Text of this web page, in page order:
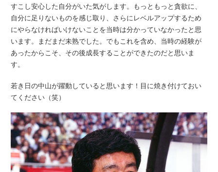
すこし安心した自分がいた気がします。もっともっと貪欲に、
自分に足りないものを感じ取り、さらにレベルアップするため
にやらなければいけないことを当時は分かっていなかったと思
います。まだまだ未熟でした。でもこれを含め、当時の経験が
あったからこそ、その後成長することができたのだと思いま
す。
若き日の中山が躍動していると思います！目に焼き付けておい
てください（笑）